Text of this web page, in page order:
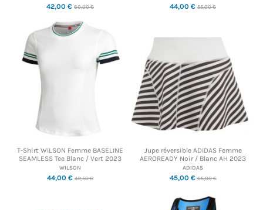
42,00 € 60,00 € 44,00 € 55,00 €
T-Shirt WILSON Femme BASELINE
SEAMLESS Tee Blanc / Vert 2023
WILSON
44,00 € 49,50 €
Jupe réversible ADIDAS Femme
AEROREADY Noir / Blanc AH 2023
ADIDAS
45,00 €65,00 €